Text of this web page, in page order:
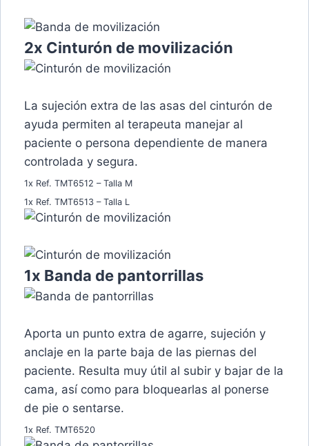
2x Cinturón de movilización
La sujeción extra de las asas del cinturón de
ayuda permiten al terapeuta manejar al
paciente o persona dependiente de manera
controlada y segura.
1x Ref. TMT6512 – Talla M
1x Ref. TMT6513 – Talla L
1x Banda de pantorrillas
Aporta un punto extra de agarre, sujeción y
anclaje en la parte baja de las piernas del
paciente. Resulta muy útil al subir y bajar de la
cama, así como para bloquearlas al ponerse
de pie o sentarse.
1x Ref. TMT6520